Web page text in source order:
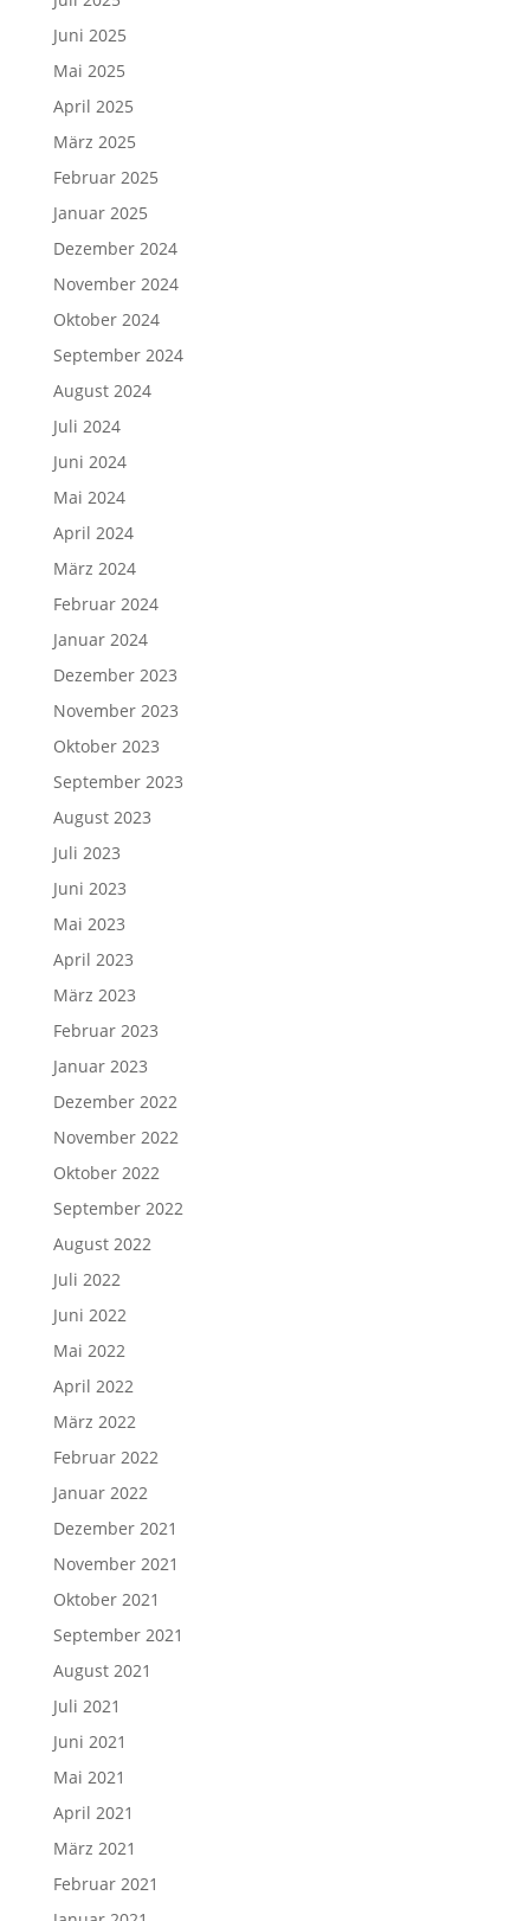
Juni 2025
Mai 2025
April 2025
März 2025
Februar 2025
Januar 2025
Dezember 2024
November 2024
Oktober 2024
September 2024
August 2024
Juli 2024
Juni 2024
Mai 2024
April 2024
März 2024
Februar 2024
Januar 2024
Dezember 2023
November 2023
Oktober 2023
September 2023
August 2023
Juli 2023
Juni 2023
Mai 2023
April 2023
März 2023
Februar 2023
Januar 2023
Dezember 2022
November 2022
Oktober 2022
September 2022
August 2022
Juli 2022
Juni 2022
Mai 2022
April 2022
März 2022
Februar 2022
Januar 2022
Dezember 2021
November 2021
Oktober 2021
September 2021
August 2021
Juli 2021
Juni 2021
Mai 2021
April 2021
März 2021
Februar 2021